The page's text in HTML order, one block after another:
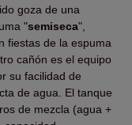
goza de una
"semiseca",
fiestas de la espuma
cañón es el equipo
su facilidad de
de agua. El tanque
de mezcla (agua +